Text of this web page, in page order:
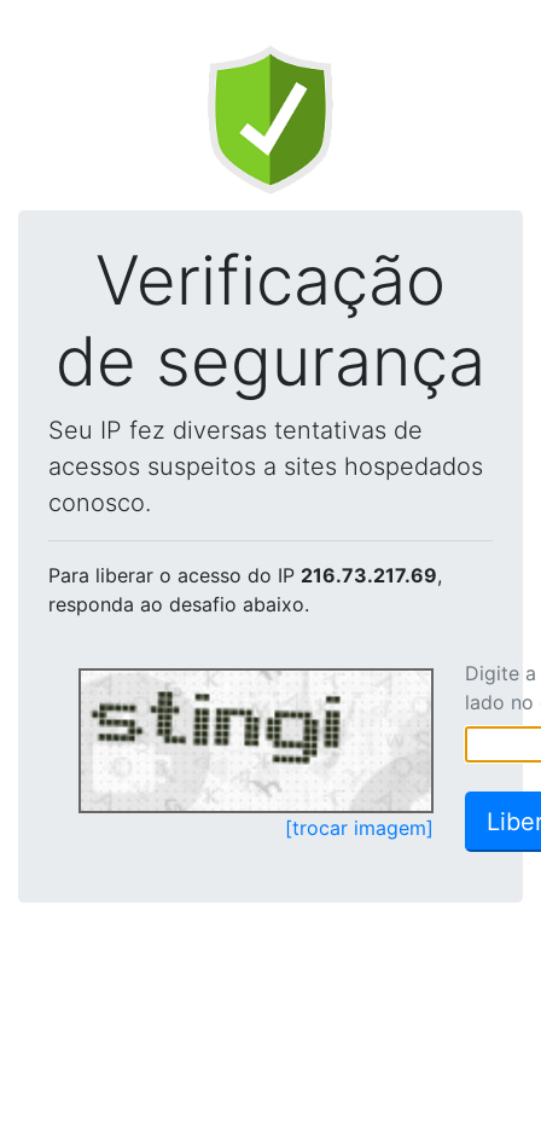
Verificação
de segurança
Seu IP fez diversas tentativas de
acessos suspeitos a sites hospedados
conosco.
Para liberar o acesso do IP 216.73.217.69,
responda ao desafio abaixo.
[trocar imagem]
Digite
lado no